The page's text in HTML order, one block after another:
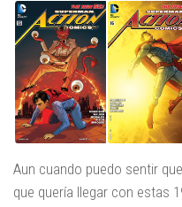
Aun cuando puedo sentir
que quería llegar con estas